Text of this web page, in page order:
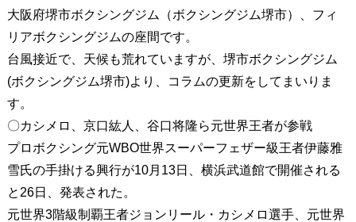
大阪府堺市ボクシングジム（ボクシングジム堺市）、フィ
リアボクシングジムの座間です。
台風接近で、天候も荒れていますが、堺市ボクシングジム
(ボクシングジム堺市)より、コラムの更新をしてまいりま
す。
〇カシメロ、京口紘人、谷口将隆ら元世界王者が参戦
プロボクシング元WBO世界スーパーフェザー級王者伊藤雅
雪氏の手掛ける興行が10月13日、横浜武道館で開催される
と26日、発表された。
元世界3階級制覇王者ジョンリール・カシメロ選手、元世界